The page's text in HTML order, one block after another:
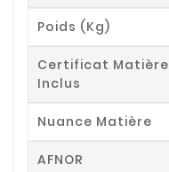
Poids (kg)
Certificat Matière
Inclus
Nuance Matière
AFNOR